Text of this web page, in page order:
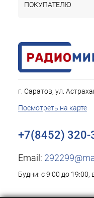
ПОКУПАТЕЛЮ
г. Саратов, ул.
Посмотреть на карте
+7(8452) 320-
Email:
Будни: с 9:00 до